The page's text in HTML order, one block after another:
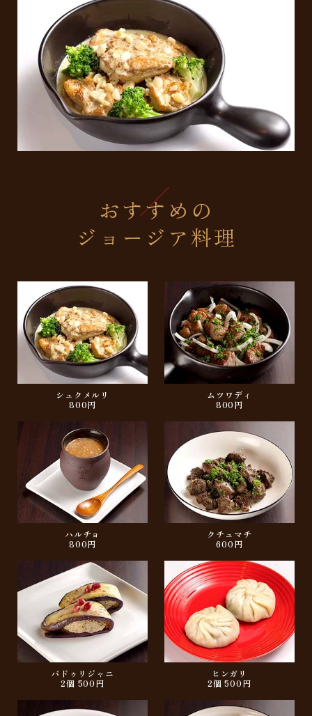
おすすめの
ジョージア料理
シュクメルリ
800円
ムツワディ
800円
ハルチョ
800円
クチュマチ
600円
バドゥリジャニ
2個 500円
ヒンガリ
2個 500円